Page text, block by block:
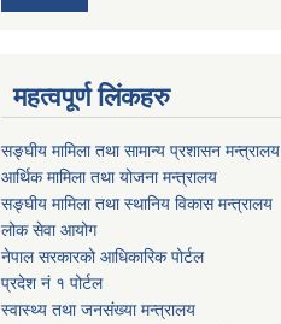
महत्वपूर्ण लिंकहरु
सङ्घीय मामिला तथा सामान्य प्रशासन मन्त्रालय
आर्थिक मामिला तथा योजना मन्त्रालय
सङ्घीय मामिला तथा स्थानिय विकास मन्त्रालय
लोक सेवा आयोग
नेपाल सरकारको आधिकारिक पोर्टल
प्रदेश नं १ पोर्टल
स्वास्थ्य तथा जनसंख्या मन्त्रालय